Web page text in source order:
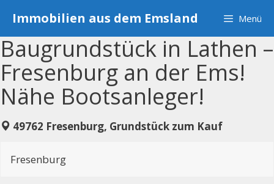
Inhalt
springen
Immobilien aus dem Emsland Menü
Baugrundstück in Lathen –
Fresenburg an der Ems!
Nähe Bootsanleger!
49762 Fresenburg, Grundstück zum Kauf
Fresenburg